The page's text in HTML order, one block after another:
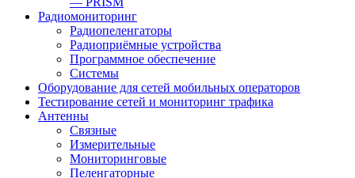
Радиомониторинг
Радиопеленгаторы
Радиоприёмные устройства
Программное обеспечение
Системы
Оборудование для сетей мобильных операторов
Тестирование сетей и мониторинг трафика
Антенны
Связные
Измерительные
Мониторинговые
Пеленгаторные